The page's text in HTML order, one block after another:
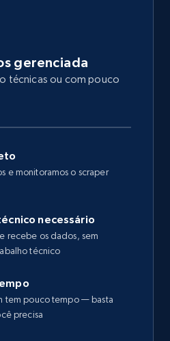
gerenciada
técnicas ou com pouco
e monitoramos o scraper
necessário
recebe os dados, sem
técnico
tem pouco tempo — basta
precisa